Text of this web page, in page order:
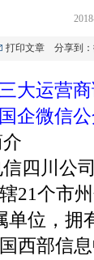
打印文章 分享到：
大运营
企微信
四川公
21个市
单位，拥
部信息